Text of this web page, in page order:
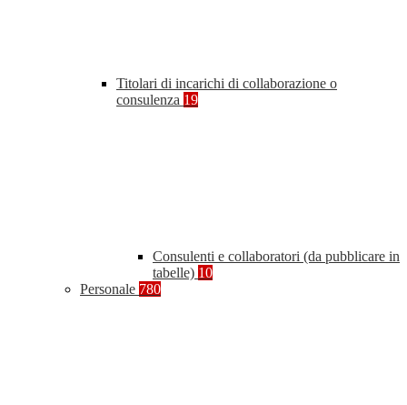
Titolari di incarichi di collaborazione o
consulenza 19
Consulenti e collaboratori (da pubblicare in
tabelle) 10
Personale 780